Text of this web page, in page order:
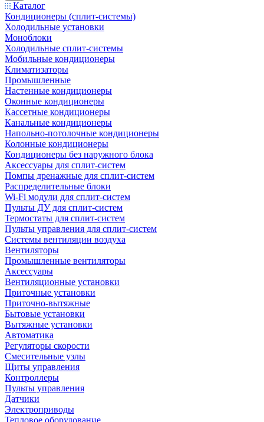
Каталог
Кондиционеры (сплит-системы)
Холодильные установки
Моноблоки
Холодильные сплит-системы
Мобильные кондиционеры
Климатизаторы
Промышленные
Настенные кондиционеры
Оконные кондиционеры
Кассетные кондиционеры
Канальные кондиционеры
Напольно-потолочные кондиционеры
Колонные кондиционеры
Кондиционеры без наружного блока
Аксессуары для сплит-систем
Помпы дренажные для сплит-систем
Распределительные блоки
Wi-Fi модули для сплит-систем
Пульты ДУ для сплит-систем
Термостаты для сплит-систем
Пульты управления для сплит-систем
Системы вентиляции воздуха
Вентиляторы
Промышленные вентиляторы
Аксессуары
Вентиляционные установки
Приточные установки
Приточно-вытяжные
Бытовые установки
Вытяжные установки
Автоматика
Регуляторы скорости
Смесительные узлы
Щиты управления
Контроллеры
Пульты управления
Датчики
Электроприводы
Тепловое оборудование